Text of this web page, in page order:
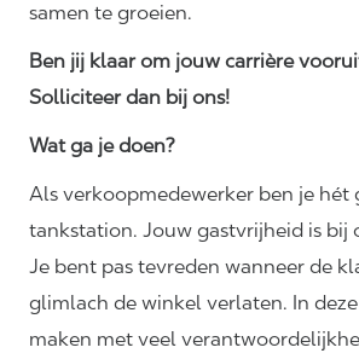
samen te groeien.
Ben jij klaar om jouw carrière
Solliciteer dan bij ons!
Wat ga je doen?
Als verkoopmedewerker ben je hét
tankstation. Jouw gastvrijheid is bij
Je bent pas tevreden wanneer de
glimlach de winkel verlaten. In
maken met veel